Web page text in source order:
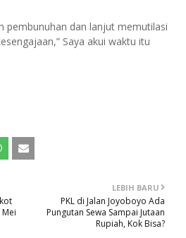
pembunuhan dan lanjut memutilasi
Saya akui waktu itu
LEBIH BARU
PKL di Jalan Joyoboyo Ada
Pungutan Sewa Sampai Jutaan
Rupiah, Kok Bisa?